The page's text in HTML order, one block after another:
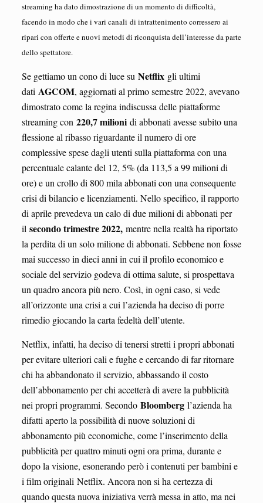
streaming ha dato dimostrazione di un momento di difficoltà,
facendo in modo che i vari canali di intrattenimento corressero ai
ripari con offerte e nuovi metodi di riconquista dell’interesse da parte
dello spettatore.
Se gettiamo un cono di luce su Netflixgli ultimi
dati AGCOM, aggiornati al primo semestre 2022, avevano
dimostrato come la regina indiscussa delle piattaforme
streaming con 220,7 milionidi abbonati avesse subito una
flessione al ribasso riguardante il numero di ore
complessive spese dagli utenti sulla piattaforma con una
percentuale calante del 12, 5% (da 113,5 a 99 milioni di
ore) e un crollo di 800 mila abbonati con una consequente
crisi di bilancio e licenziamenti. Nello specifico, il rapporto
di aprile prevedeva un calo di due milioni di abbonati per
il secondo trimestre 2022,mentre nella realtà ha riportato
la perdita di un solo milione di abbonati. Sebbene non fosse
mai successo in dieci anni in cui il profilo economico e
sociale del servizio godeva di ottima salute, si prospettava
un quadro ancora più nero. Così, in ogni caso, si vede
all’orizzonte una crisi a cui l’azienda ha deciso di porre
rimedio giocando la carta fedeltà dell’utente.
Netflix, infatti, ha deciso di tenersi stretti i propri abbonati
per evitare ulteriori cali e fughe e cercando di far ritornare
chi ha abbandonato il servizio, abbassando il costo
dell’abbonamento per chi accetterà di avere la pubblicità
nei propri programmi. Secondo Bloombergl’azienda ha
difatti aperto la possibilità di nuove soluzioni di
abbonamento più economiche, come l’inserimento della
pubblicità per quattro minuti ogni ora prima, durante e
dopo la visione, esonerando però i contenuti per bambini e
i film originali Netflix. Ancora non si ha certezza di
quando questa nuova iniziativa verrà messa in atto, ma nei